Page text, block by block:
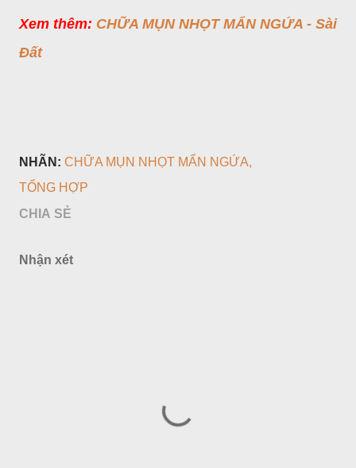
Xem thêm: CHỮA MỤN NHỌT MẨN NGỨA - Sài
Đất
NHÃN: CHỮA MỤN NHỌT MẨN NGỨA
TỔNG HỢP
CHIA SẺ
Nhận xét